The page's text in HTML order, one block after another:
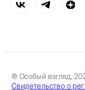
® Особый взгляд,
Свидетельство о